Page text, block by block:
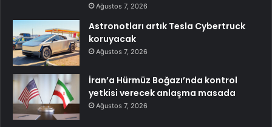
Ağustos 7, 2026
Astronotları artık Tesla Cybertruck
koruyacak
Ağustos 7, 2026
İran’a Hürmüz Boğazı’nda kontrol
yetkisi verecek anlaşma masada
Ağustos 7, 2026